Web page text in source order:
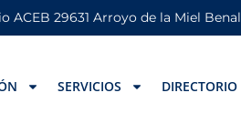
ACEB 29631 Arroyo de la Miel
SERVICIOS DIRECTORIO